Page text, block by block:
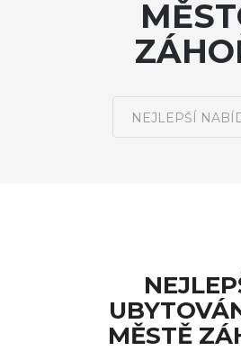
NEJLEPŠÍ
MĚSTĚ